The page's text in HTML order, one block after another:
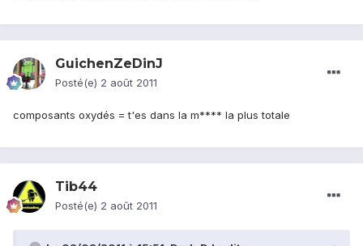
GuichenZeDinJ
Posté(e) 2 août 2011
composants oxydés = t'es dans la m**** la plus totale
Tib44
Posté(e) 2 août 2011